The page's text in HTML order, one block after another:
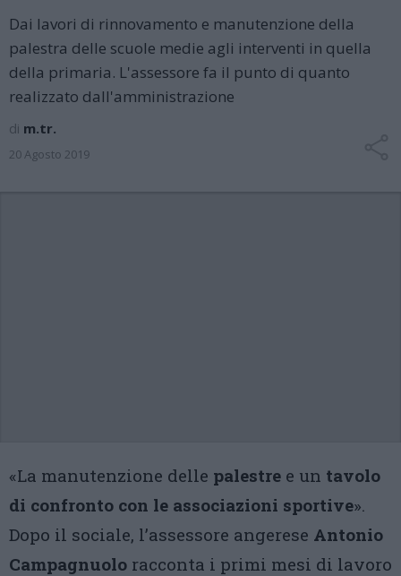
Dai lavori di rinnovamento e manutenzione della
palestra delle scuole medie agli interventi in quella
della primaria. L'assessore fa il punto di quanto
realizzato dall'amministrazione
di m.tr.
20 Agosto 2019
«La manutenzione delle palestre e un tavolo
di confronto con le associazioni sportive».
Dopo il sociale, l’assessore angerese Antonio
Campagnuolo racconta i primi mesi di lavoro